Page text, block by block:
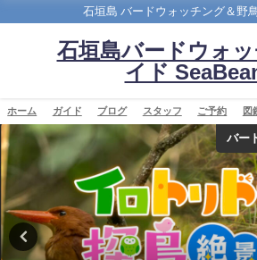
石垣島 バードウォッチング＆野
石垣島バードウォ
イド
ホーム ガイド ブログ スタッフ ご予約 図